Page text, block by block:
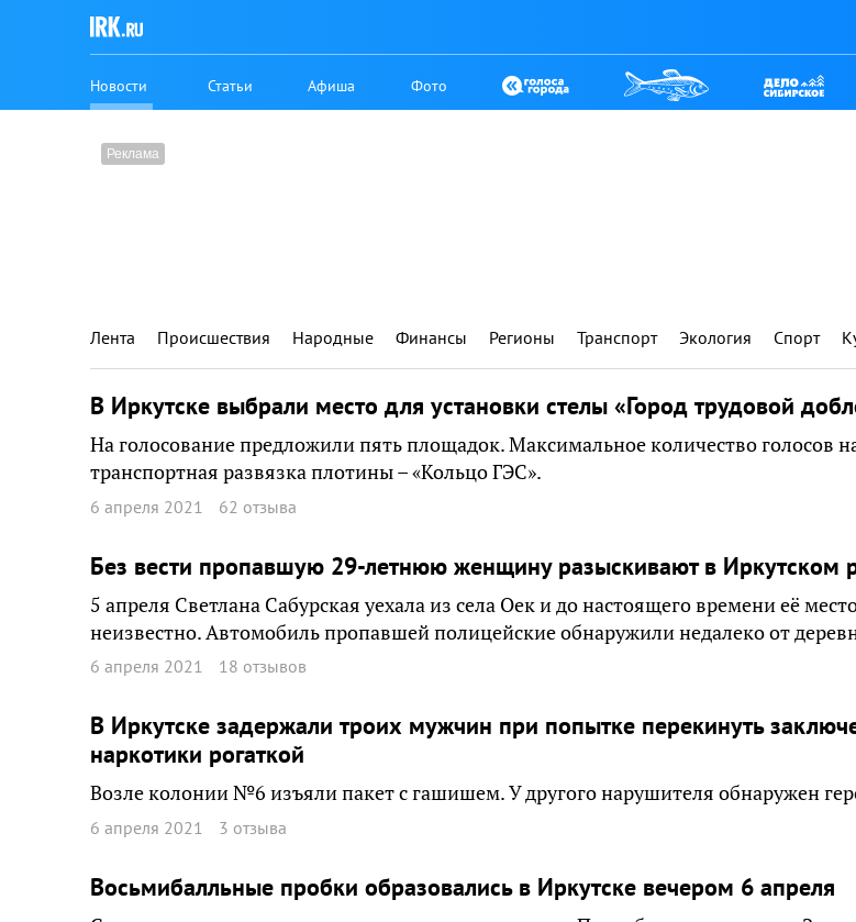
Новости Статьи Афиша Фото
Лента Происшествия Народные Финансы Регионы Транспорт Экология Спорт
В Иркутске выбрали место для установки стелы «Город трудовой
На голосование предложили пять площадок. Максимальное количество голосов
транспортная развязка плотины – «Кольцо ГЭС».
6 апреля 2021 62 отзыва
Без вести пропавшую 29-летнюю женщину разыскивают в Иркутском
5 апреля Светлана Сабурская уехала из села Оек и до настоящего времени её
неизвестно. Автомобиль пропавшей полицейские обнаружили недалеко от
6 апреля 2021 18 отзывов
В Иркутске задержали троих мужчин при попытке перекинуть
наркотики рогаткой
Возле колонии №6 изъяли пакет с гашишем. У другого нарушителя обнаружен
6 апреля 2021 3 отзыва
Восьмибалльные пробки образовались в Иркутске вечером 6 апреля